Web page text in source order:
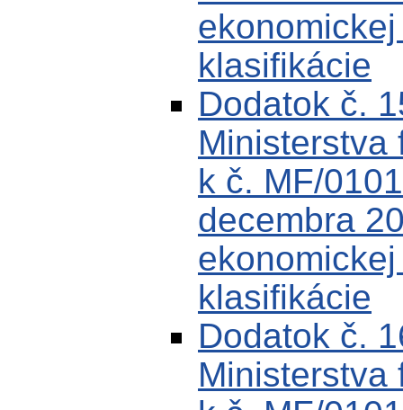
klasifikácie
Dodatok č.
Ministerstva
k č. MF/
decembra
klasifikácie
Dodatok č.
Ministerstva